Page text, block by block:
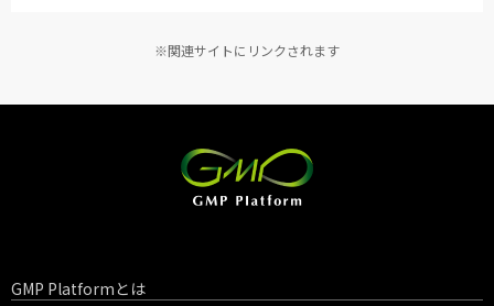
※関連サイトにリンクされます
GMP Platformとは